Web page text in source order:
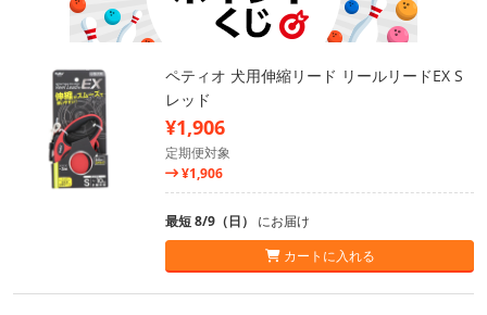
ペティオ 犬用伸縮リード リールリードEX S
レッド
¥1,906
定期便対象
¥1,906
最短 8/9（日） にお届け
カートに入れる